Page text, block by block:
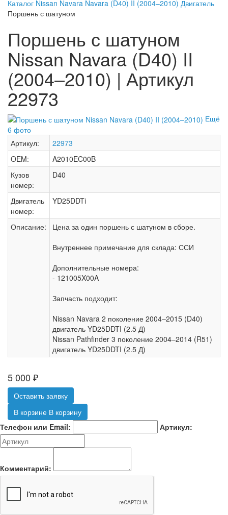
Каталог Nissan Navara Navara (D40) II (2004–2010) Двигатель
Поршень с шатуном
Поршень с шатуном
Nissan Navara (D40) II
(2004–2010) | Артикул
22973
Ещё
6 фото
Артикул:
22973
OEM:
A2010EC00B
Кузов
номер:
D40
Двигатель
номер:
YD25DDTi
Описание:
Цена за один поршень с шатуном в сборе.
Внутреннее примечание для склада: ССИ
Дополнительные номера:
- 121005X00A
Запчасть подходит:
Nissan Navara 2 поколение 2004–2015 (D40)
двигатель YD25DDTI (2.5 Д)
Nissan Pathfinder 3 поколение 2004–2014 (R51)
двигатель YD25DDTI (2.5 Д)
5 000 ₽
Оставить заявку
В корзине В корзину
Телефон или Email:
Артикул:
Комментарий: